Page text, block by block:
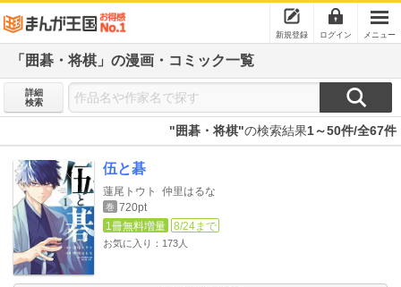
新規登録 ログイン メニュー
「囲碁・将棋」の漫画・コミック一覧
詳細
検索
"囲碁・将棋"の検索結果1～50件/全67件
伍と碁
蓮尾トウト 仲里はるな
巻 720pt
1冊無料増量
8/24まで
お気に入り：173人